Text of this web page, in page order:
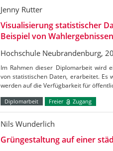
Jenny Rutter
Visualisierung statistischer
Beispiel von Wahlergebnissen
Hochschule Neubrandenburg,
Im Rahmen dieser Diplomarbeit wird
von statistischen Daten, erarbeitet. Es
werden auf die Verfügbarkeit für
Diplomarbeit Freier Zugang
Nils Wunderlich
Grüngestaltung auf einer